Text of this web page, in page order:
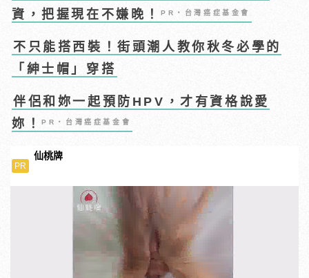
資，把握現在不嫌晚！PR・台灣癌症基金會
不只能搭西裝！街頭潮人教你秋冬必學的
「紳士帽」穿搭
伴侶和妳一起預防HPV，才有資格說愛
妳！PR・台灣癌症基金會
PR
仙桃牌